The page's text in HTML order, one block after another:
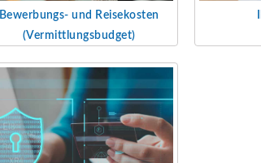
Bewerbungs- und Reisekosten
(Vermittlungsbudget)